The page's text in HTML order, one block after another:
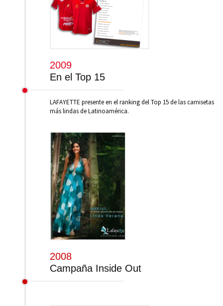
2009
En el Top 15
LAFAYETTE presente en el ranking del Top 15 de las camisetas
más lindas de Latinoamérica.
2008
Campaña Inside Out